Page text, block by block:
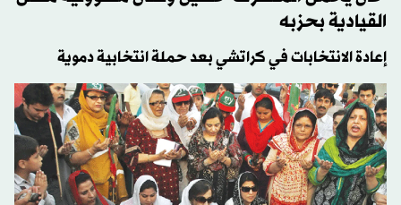
القيادية بحزبه
إعادة الانتخابات في كراتشي بعد حملة انتخابية دموية